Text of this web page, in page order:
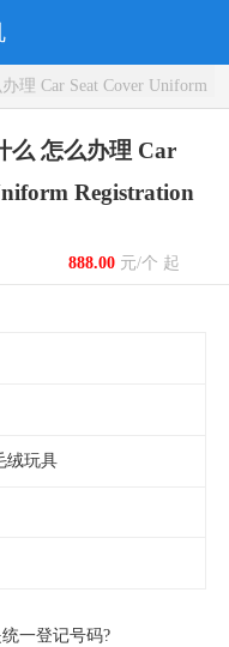
理 Car Seat Cover Uniform
么 怎么办理 Car
Registration
888.00元/个 起
绒玩具
一登记号码?